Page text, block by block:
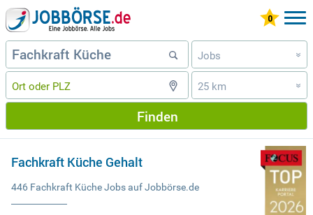
Jobs »
25 km »
Finden
Fachkraft Küche Gehalt
446 Fachkraft Küche Jobs auf Jobbörse.de